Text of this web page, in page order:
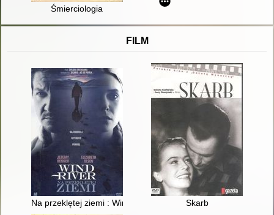
Śmierciologia
FILM
Na przeklętej ziemi : Wind river Skarb